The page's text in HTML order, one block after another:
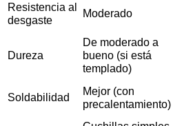
Resistencia al
desgaste
Moderado
Dureza
De moderado a
bueno (si está
templado)
Soldabilidad
Mejor (con
precalentamiento)